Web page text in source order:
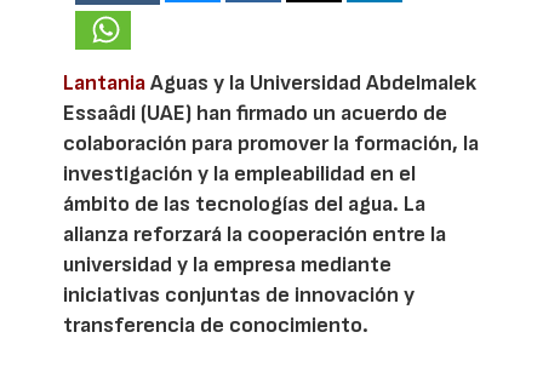
LantaniaAguas y la Universidad Abdelmalek
Essaâdi (UAE) han firmado un acuerdo de
colaboración para promover la formación, la
investigación y la empleabilidad en el
ámbito de las tecnologías del agua. La
alianza reforzará la cooperación entre la
universidad y la empresa mediante
iniciativas conjuntas de innovación y
transferencia de conocimiento.